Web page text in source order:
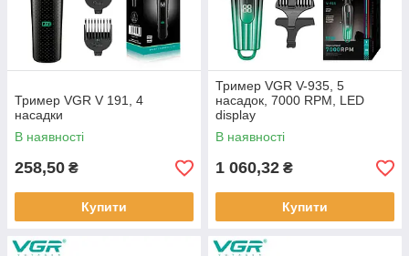
Тример VGR V 191, 4
насадки
В наявності
258,50 ₴
Купити
Тример VGR V-935, 5
насадок, 7000 RPM, LED
display
В наявності
1 060,32 ₴
Купити